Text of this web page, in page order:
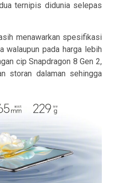
ternipis didunia selepas
menawarkan spesifikasi
walaupun pada harga lebih
cip Snapdragon 8 Gen 2,
storan dalaman sehingga